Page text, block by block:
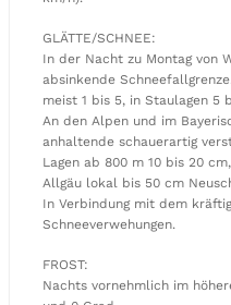
GLÄTTE/SCHNEE:
In der Nacht zu Montag von
absinkende
meist 1 bis 5, in Staulagen 5
An den Alpen und im
anhaltende schauerartig
Lagen ab 800 m 10 bis 20
Allgäu lokal bis 50 cm
In Verbindung mit dem
Schneeverwehungen.
FROST:
Nachts vornehmlich im